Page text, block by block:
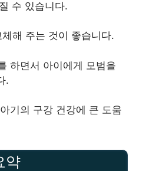
수 있습니다.
해 주는 것이 좋습니다.
하면서 아이에게 모범을
.
기의 구강 건강에 큰 도움
약